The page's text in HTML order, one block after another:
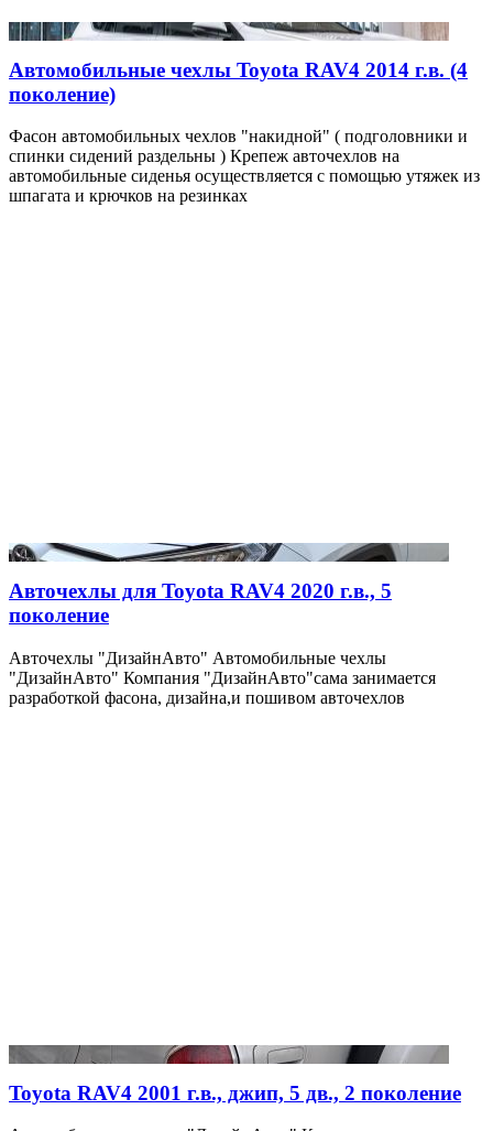
Автомобильные чехлы Toyota RAV4 2014 г.в. (4
поколение)
Фасон автомобильных чехлов "накидной" ( подголовники и
спинки сидений раздельны ) Крепеж авточехлов на
автомобильные сиденья осуществляется с помощью утяжек из
шпагата и крючков на резинках
Авточехлы для Toyota RAV4 2020 г.в., 5
поколение
Авточехлы "ДизайнАвто" Автомобильные чехлы
"ДизайнАвто" Компания "ДизайнАвто"сама занимается
разработкой фасона, дизайна,и пошивом авточехлов
Toyota RAV4 2001 г.в., джип, 5 дв., 2 поколение